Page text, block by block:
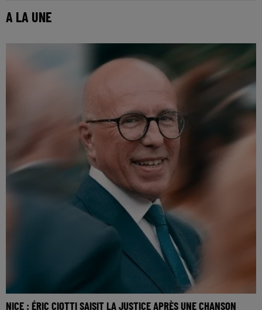
A LA UNE
NICE : ÉRIC CIOTTI SAISIT LA JUSTICE APRÈS UNE CHANSON